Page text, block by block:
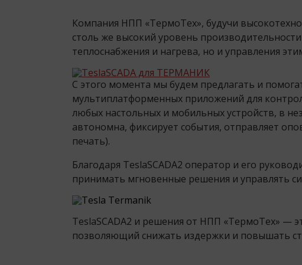
Компания НПП «ТермоТех», будучи
столь же высокий уровень
теплоснабжения и нагрева, но и управления
С этого момента мы будем предлагать и
мультиплатформенных приложений для
любых настольных и мобильных устройств, в
автономна, фиксирует события, отправляет
печать).
Благодаря TeslaSCADA2 оператор и его
принимать мгновенные решения и управлять
TeslaSCADA2 и решения от НПП «ТермоТех» —
позволяющий снижать издержки и повышать